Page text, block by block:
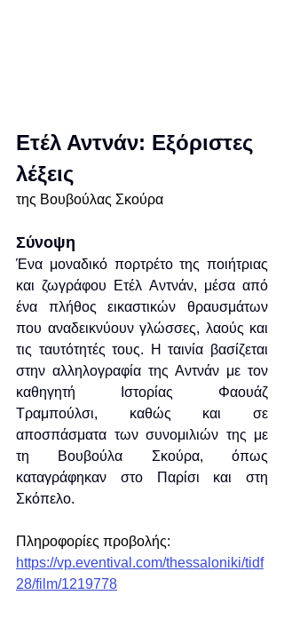
Ετέλ Αντνάν: Eξόριστες
λέξεις
της Βουβούλας Σκούρα
Σύνοψη
Ένα μοναδικό πορτρέτο της ποιήτριας
και ζωγράφου Ετέλ Αντνάν, μέσα από
ένα πλήθος εικαστικών θραυσμάτων
που αναδεικνύουν γλώσσες, λαούς και
τις ταυτότητές τους. Η ταινία βασίζεται
στην αλληλογραφία της Αντνάν με τον
καθηγητή Ιστορίας Φαουάζ
Τραμπούλσι, καθώς και σε
αποσπάσματα των συνομιλιών της με
τη Βουβούλα Σκούρα, όπως
καταγράφηκαν στο Παρίσι και στη
Σκόπελο.
Πληροφορίες προβολής:
https://vp.eventival.com/thessaloniki/tidf
28/film/1219778